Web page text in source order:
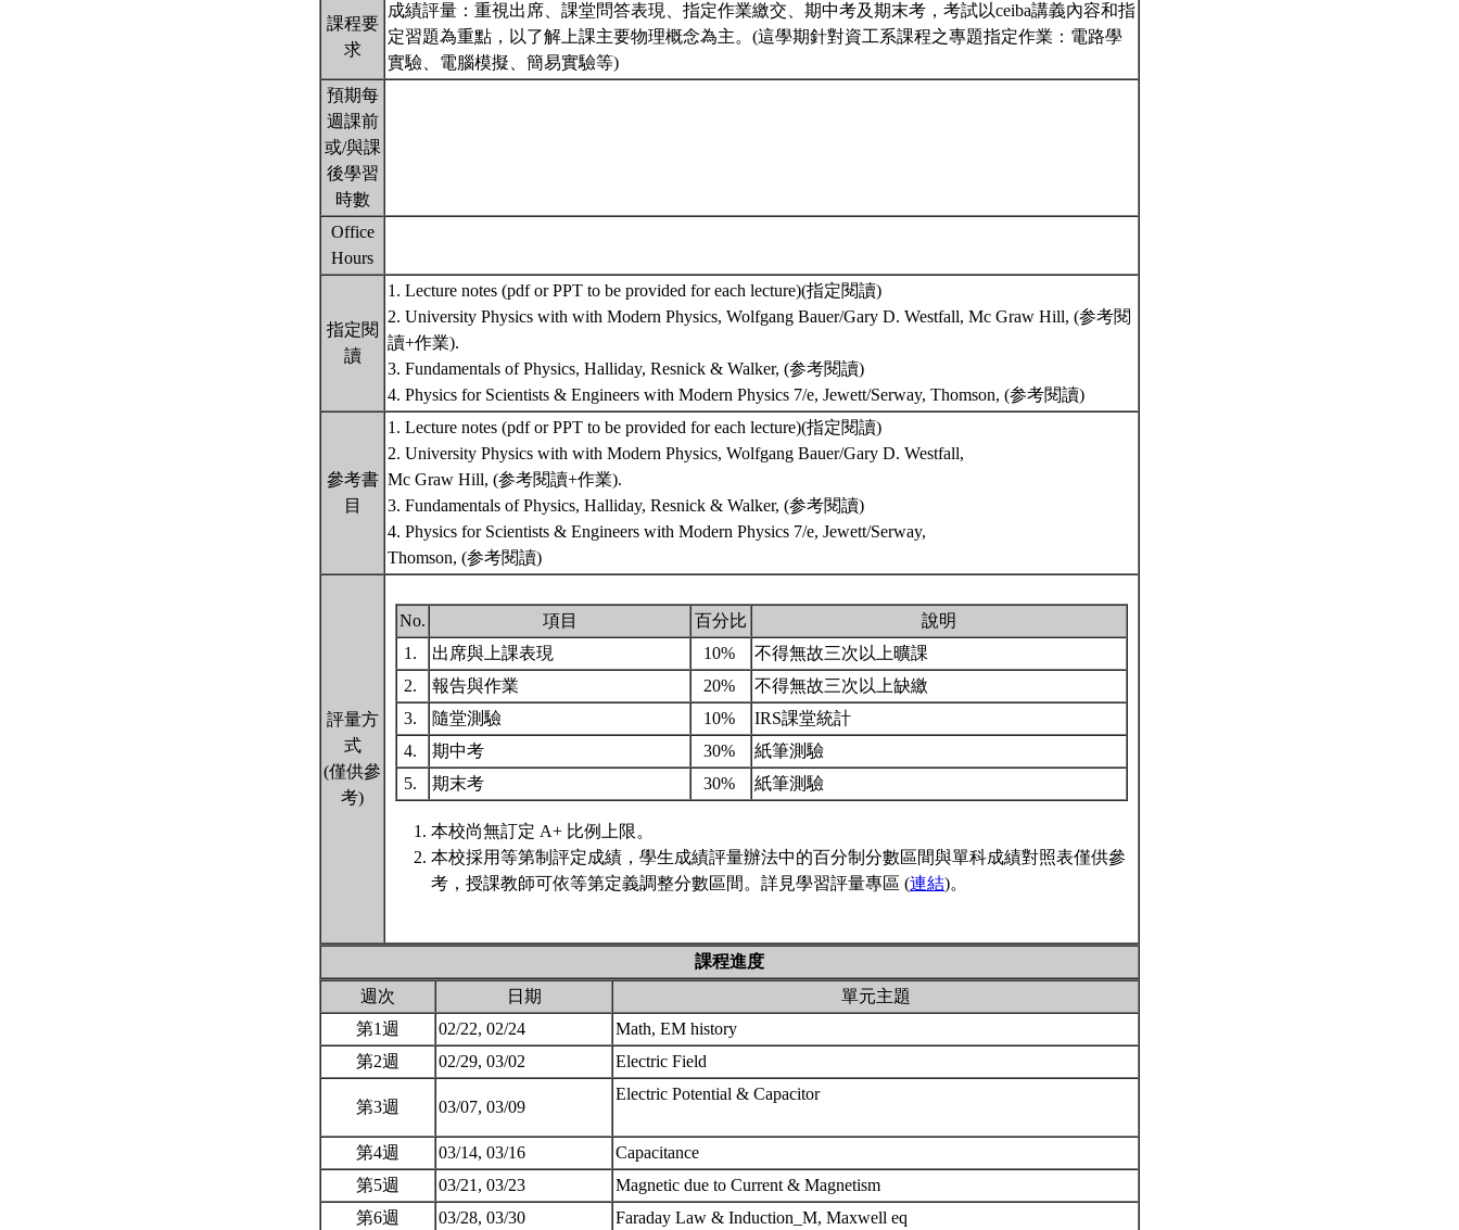
課程要
求
成績評量：重視出席、課堂問答表現、指定作業繳交、期中考及期末考，考試以ceiba講義內容和指
定習題為重點，以了解上課主要物理概念為主。(這學期針對資工系課程之專題指定作業：電路學
實驗、電腦模擬、簡易實驗等)
預期每
週課前
或/與課
後學習
時數
Office
Hours
指定閱
讀
1. Lecture notes (pdf or PPT to be provided for each lecture)(指定閱讀)
2. University Physics with with Modern Physics, Wolfgang Bauer/Gary D. Westfall, Mc Graw Hill, (参考閱
讀+作業).
3. Fundamentals of Physics, Halliday, Resnick & Walker, (参考閱讀)
4. Physics for Scientists & Engineers with Modern Physics 7/e, Jewett/Serway, Thomson, (参考閱讀)
參考書
目
1. Lecture notes (pdf or PPT to be provided for each lecture)(指定閱讀)
2. University Physics with with Modern Physics, Wolfgang Bauer/Gary D. Westfall,
Mc Graw Hill, (参考閱讀+作業).
3. Fundamentals of Physics, Halliday, Resnick & Walker, (参考閱讀)
4. Physics for Scientists & Engineers with Modern Physics 7/e, Jewett/Serway,
Thomson, (参考閱讀)
評量方
式
(僅供參
考)
No. 項目 百分比
說明
1.
出席與上課表現 10%
不得無故三次以上曠課
2.
報告與作業 20%
不得無故三次以上缺繳
3.
隨堂測驗 10%
IRS課堂統計
4.
期中考 30%
紙筆測驗
5.
期末考 30% 紙筆測驗
本校尚無訂定 A+ 比例上限。
本校採用等第制評定成績，學生成績評量辦法中的百分制分數區間與單科成績對照表僅供參
考，授課教師可依等第定義調整分數區間。詳見學習評量專區 (連結)。
課程進度
週次
日期
單元主題
第1週
02/22, 02/24
Math, EM history
第2週
02/29, 03/02 Electric Field
第3週 03/07, 03/09
Electric Potential & Capacitor
第4週 03/14, 03/16
Capacitance
第5週
03/21, 03/23
Magnetic due to Current & Magnetism
第6週
03/28, 03/30 Faraday Law & Induction_M, Maxwell eq